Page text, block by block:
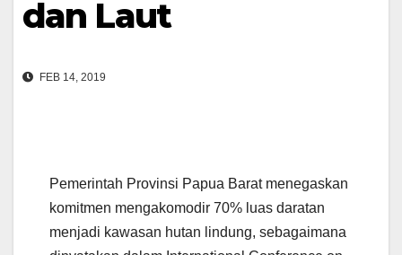
dan Laut
FEB 14, 2019
Pemerintah Provinsi Papua Barat menegaskan
komitmen mengakomodir 70% luas daratan
menjadi kawasan hutan lindung, sebagaimana